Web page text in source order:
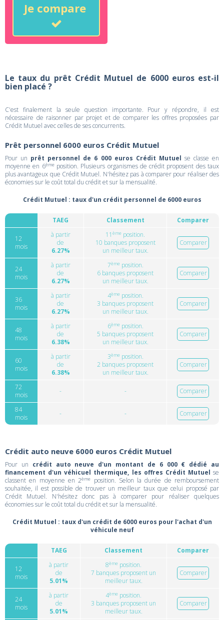
Je compare
Le taux du prêt Crédit Mutuel de 6000 euros est-il
bien placé ?
C'est finalement la seule question importante. Pour y répondre, il est
nécessaire de raisonner par projet et de comparer les offres proposées par
Crédit Mutuel avec celles de ses concurrents.
Prêt personnel 6000 euros Crédit Mutuel
Pour un prêt personnel de 6 000 euros Crédit Mutuel se classe en
moyenne en 6èmeposition. Plusieurs organismes de crédit proposent des taux
plus avantageux que Crédit Mutuel. N'hésitez pas à comparer pour réaliser des
économies sur le coût total du crédit et sur la mensualité.
Crédit Mutuel : taux d'un crédit personnel de 6000 euros
TAEG Classement Comparer
12
mois
à partir
de
6.27%
11 ème position.
10 banques proposent
un meilleur taux.
Comparer
24
mois
à partir
de
6.27%
7èmeposition.
6 banques proposent
un meilleur taux.
Comparer
36
mois
à partir
de
6.27%
4èmeposition.
3 banques proposent
un meilleur taux.
Comparer
48
mois
à partir
de
6.38%
6èmeposition.
5 banques proposent
un meilleur taux.
Comparer
60
mois
à partir
de
6.38%
3èmeposition.
2 banques proposent
un meilleur taux.
Comparer
72
mois
- - Comparer
84
mois
- - Comparer
Crédit auto neuve 6000 euros Crédit Mutuel
Pour un crédit auto neuve d'un montant de 6 000 € dédié au
financement d'un véhicuel thermique, les offres Crédit Mutuel se
classent en moyenne en 2ème
position. Selon la durée de remboursement
souhaitée, il est possible de trouver un meilleur taux que celui proposé par
Crédit Mutuel. N'hésitez donc pas à comparer pour réaliser quelques
économies sur le coût total du crédit et sur la mensualité.
Crédit Mutuel : taux d'un crédit de 6000 euros pour l'achat d'un
véhicule neuf
TAEG Classement Comparer
12
mois
à partir
de
5.01%
8ème position.
7 banques proposent un
meilleur taux.
Comparer
24
mois
à partir
de
5.01%
4ème position.
3 banques proposent un
meilleur taux.
Comparer